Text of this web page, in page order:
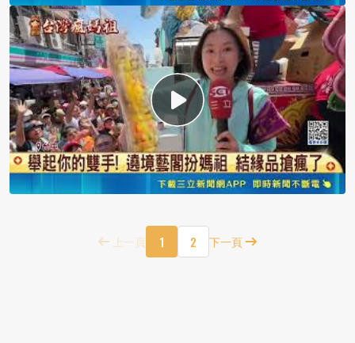
上一頁 1 2 下一頁